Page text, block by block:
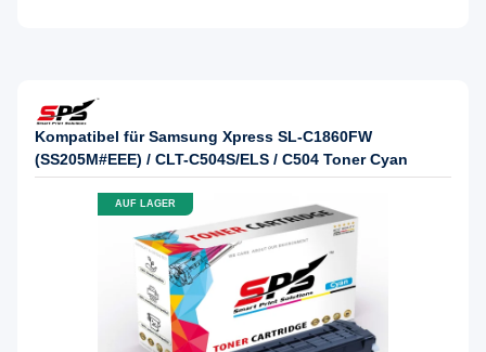
Kompatibel für Samsung Xpress SL-C1860FW
(SS205M#EEE) / CLT-C504S/ELS / C504 Toner Cyan
AUF LAGER